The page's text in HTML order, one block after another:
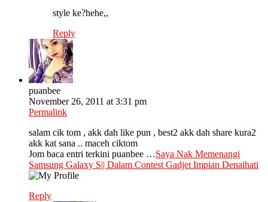
style ke?hehe,,
Reply
puanbee
November 26, 2011 at 3:31 pm
Permalink
salam cik tom , akk dah like pun , best2 akk dah share kura2
akk kat sana .. maceh ciktom
Jom baca entri terkini puanbee …Saya Nak Memenangi
Samsung Galaxy S|| Dalam Contest Gadjet Impian Denaihati
Reply